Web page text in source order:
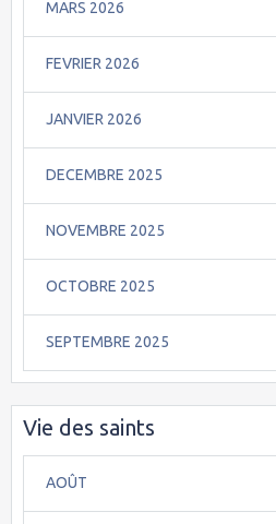
MARS 2026
FEVRIER 2026
JANVIER 2026
DECEMBRE 2025
NOVEMBRE 2025
OCTOBRE 2025
SEPTEMBRE 2025
Vie des saints
AOÛT